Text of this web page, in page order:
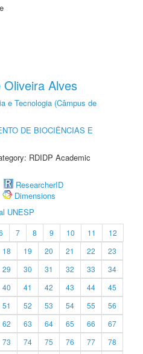
Alves
e Tecnologia (Câmpus de
DE BIOCIÊNCIAS E
RDIDP Academic
ResearcherID
Dimensions
UNESP
7 8 9 10 11
12
18 19 20 21 22
23
29 30 31 32 33
34
40 41 42 43 44
45
51 52 53 54 55
56
62 63 64 65 66
67
73 74 75 76 77
78